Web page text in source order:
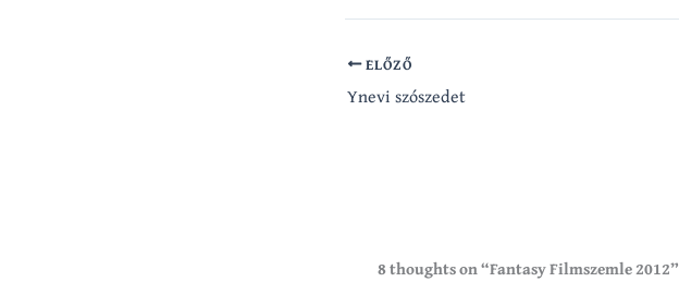
ELŐZŐ
Ynevi szószedet
8 thoughts on “Fantasy Filmszemle 2012”